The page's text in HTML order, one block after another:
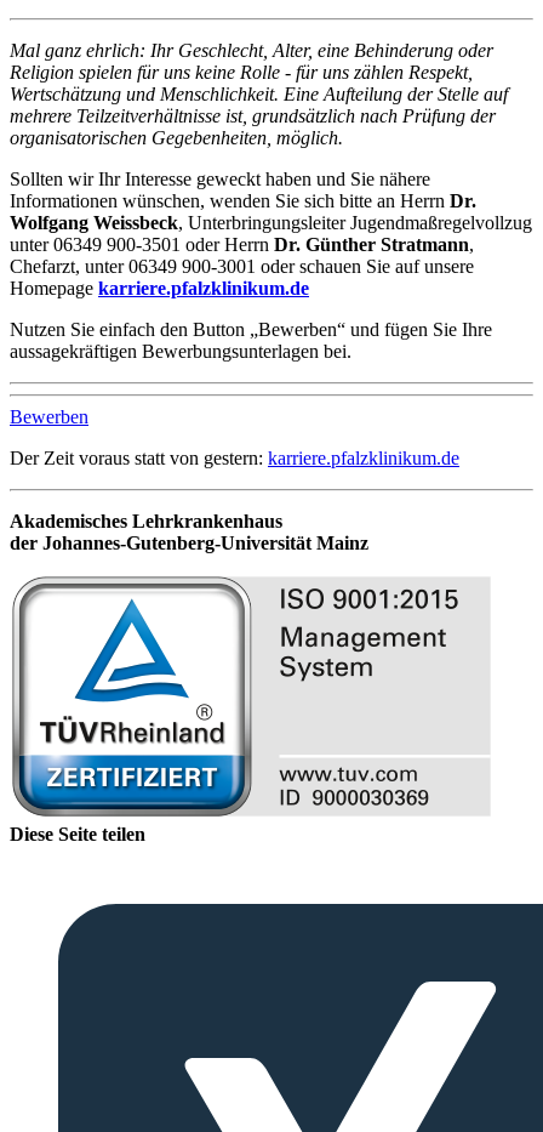
Mal ganz ehrlich: Ihr Geschlecht, Alter, eine Behinderung oder
Religion spielen für uns keine Rolle - für uns zählen Respekt,
Wertschätzung und Menschlichkeit. Eine Aufteilung der Stelle auf
mehrere Teilzeitverhältnisse ist, grundsätzlich nach Prüfung der
organisatorischen Gegebenheiten, möglich.
Sollten wir Ihr Interesse geweckt haben und Sie nähere
Informationen wünschen, wenden Sie sich bitte an Herrn Dr.
Wolfgang Weissbeck, Unterbringungsleiter Jugendmaßregelvollzug
unter 06349 900-3501 oder Herrn Dr. Günther Stratmann,
Chefarzt, unter 06349 900-3001 oder schauen Sie auf unsere
Homepage karriere.pfalzklinikum.de
Nutzen Sie einfach den Button „Bewerben“ und fügen Sie Ihre
aussagekräftigen Bewerbungsunterlagen bei.
Bewerben
Der Zeit voraus statt von gestern: karriere.pfalzklinikum.de
Akademisches Lehrkrankenhaus
der Johannes-Gutenberg-Universität Mainz
Diese Seite teilen